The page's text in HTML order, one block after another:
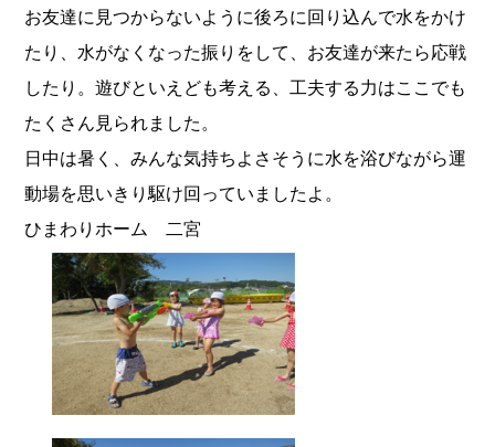
お友達に見つからないように後ろに回り込んで水をかけ
たり、水がなくなった振りをして、お友達が来たら応戦
したり。遊びといえども考える、工夫する力はここでも
たくさん見られました。
日中は暑く、みんな気持ちよさそうに水を浴びながら運
動場を思いきり駆け回っていましたよ。
ひまわりホーム 二宮